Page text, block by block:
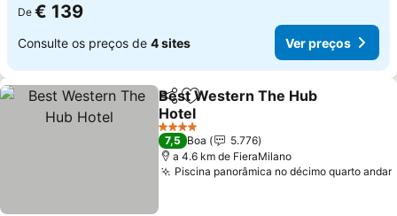
De € 139
Consulte os preços de 4 sites Ver preços
PartilharAdicionar aos favoritos
Best Western The Hub
Hotel
Ver preços
4 Estrelas
7,5 Boa
5.776
a 4.6 km de FieraMilano
Piscina panorâmica no décimo quarto andar